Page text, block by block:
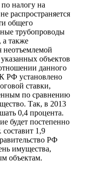
по налогу на
распространяется
общего
трубопроводы
а также
неотъемлемой
объектов
данного
РФ установлено
ставки,
по сравнению
Так, в 2013
0,4 процента.
будет постепенно
составит 1,9
РФ
имущества,
объектам.